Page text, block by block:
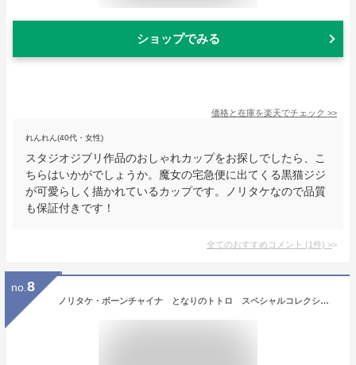
ショップでみる
価格と在庫を楽天でチェック >>
れんれん(40代・女性)
スタジオジブリ作品のおしゃれカップをお探しでしたら、こ
ちらはいかがでしょうか。魔女の宅急便に出てくる黒猫ジジ
が可愛らしく描かれているカップです。ノリタケなので品質
も保証付きです！
全てのおすすめコメント (1件) >
no. 8
ノリタケ・ボーンチャイナ となりのトトロ スペシャルコレクション マグカップ へびいちご編